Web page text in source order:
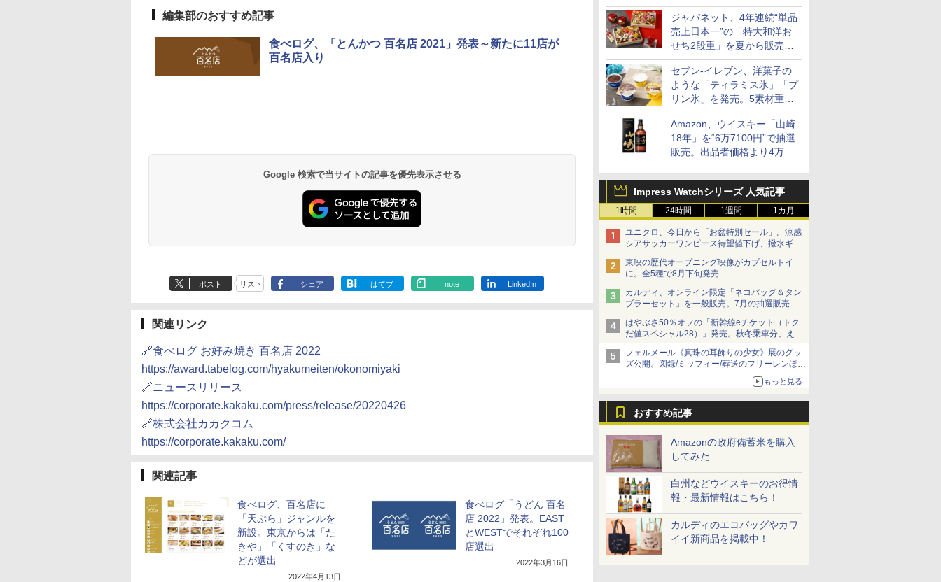
メージしたドーナツなど発売
ジャパネット、4年連続“単品
売上日本一”の「特大和洋お
せち2段重」を夏から販売。
73品・年越しそば付き
セブン-イレブン、洋菓子の
ような「ティラミス氷」「プ
リン氷」を発売。5素材重ね
と2層仕立ての濃厚な味わい
Amazon、ウイスキー「山崎
18年」を“6万7100円”で抽選
販売。出品者価格より4万
Impress Watchシリーズ 人気記事
1時間 24時間 1週間 1カ月
ユニクロ、今日から「お盆特別セール」。涼感
シアサッカーワンピース待望値下げ、撥水ギア
ショーツは1990円に
東映の歴代オープニング映像がカプセルトイ
に。全5種で8月下旬発売
カルディ、オンライン限定「ネコバッグ＆タン
ブラーセット」を一般販売。7月の抽選販売の
当選無効分
はやぶさ50％オフの「新幹線eチケット（トク
だ値スペシャル28）」発売。秋冬乗車分、えき
ねっと限定
フェルメール《真珠の耳飾りの少女》展のグッ
ズ公開。図録/ミッフィー/葬送のフリーレンほ
もっと見る
おすすめ記事
Amazonの政府備蓄米を購入
してみた
白州などウイスキーのお得情
報・最新情報はこちら！
カルディのエコバッグやカワ
イイ新商品を掲載中！
1
ジ 25L 一人暮らし 二人
ック AMRC-10M(B)
2
SS10Z-W ホワイト 30L
ン 250℃ 連続加熱 簡単
お手入れ ホワイトバッ
クライト液晶 らくチ
ン！（絶対湿度）セン
サー 時短料理 ファミリ
￥44,367
3
15L 一人暮らし 二人暮
ットテーブル トースト
機能 自動メニュー33種
簡単お手入れ グレー
YRZ-WF150TV(H)
￥26,800
4
窯ドーム ER-D80A(K)
理 フラットテーブル
電子レンジ 赤外線セン
サー ノンフライ調理
簡単お手入れ 小型 新
生活 一人暮らし 二人
￥34,546
5
XJ1-B ブラック 30L 2
パナソニック オーブン
レンジ スチーム ビスト
ロ 最高峰モデル 30L 2
細・64眼スピードセン
サー 時短料理 スマホ連
携 ブラック NE-
UBS10D-K
日立 過熱水蒸気 オーブ
ンレンジ ヘルシーシェ
フ 30L MRO-W1C K フ
ンベクション 2段式 W
スキャン［メーカー保
証1年／お手入れ簡単設
計］
8
コンフィー(COMFEE')
スチームオーブンレン
ジ 25L フラットテーブ
オートメニュー23種 オ
ーブン～250℃ レンジ
~1000W高出力 全国対
応 ヘルツフリー カップ
スチーム調理 予熱対応
自動脱臭 消音モード
【2年メーカー保証】
ブラック CF-EA261-
編集部のおすすめ記事
食べログ、「とんかつ 百名店 2021」発表～新たに11店が
百名店入り
Google 検索で当サイトの記事を優先表示させる
ポスト リスト シェア はてブ note LinkedIn
関連リンク
🔗食べログ お好み焼き 百名店 2022
https://award.tabelog.com/hyakumeiten/okonomiyaki
🔗ニュースリリース
https://corporate.kakaku.com/press/release/20220426
🔗株式会社カカクコム
https://corporate.kakaku.com/
関連記事
食べログ、百名店に
「天ぷら」ジャンルを
新設。東京からは「た
きや」「くすのき」な
どが選出
2022年4月13日
食べログ「うどん 百名
店 2022」発表。EAST
とWESTでそれぞれ100
店選出
2022年3月16日